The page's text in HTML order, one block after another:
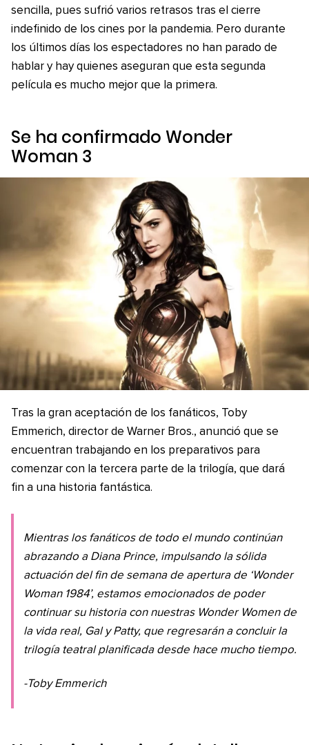
sencilla, pues sufrió varios retrasos tras el cierre
indefinido de los cines por la pandemia. Pero durante
los últimos días los espectadores no han parado de
hablar y hay quienes aseguran que esta segunda
película es mucho mejor que la primera.
Se ha confirmado Wonder
Woman 3
Tras la gran aceptación de los fanáticos, Toby
Emmerich, director de Warner Bros., anunció que se
encuentran trabajando en los preparativos para
comenzar con la tercera parte de la trilogía, que dará
fin a una historia fantástica.
Mientras los fanáticos de todo el mundo continúan
abrazando a Diana Prince, impulsando la sólida
actuación del fin de semana de apertura de ‘Wonder
Woman 1984’, estamos emocionados de poder
continuar su historia con nuestras Wonder Women de
la vida real, Gal y Patty, que regresarán a concluir la
trilogía teatral planificada desde hace mucho tiempo.
-Toby Emmerich